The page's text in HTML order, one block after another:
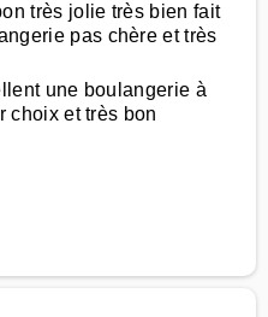
très jolie très bien fait
pas chère et très
une boulangerie à
choix et très bon